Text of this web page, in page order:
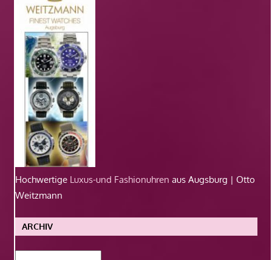
Hochwertige Luxus-und Fashionuhren aus Augsburg | Otto
Weitzmann
ARCHIV